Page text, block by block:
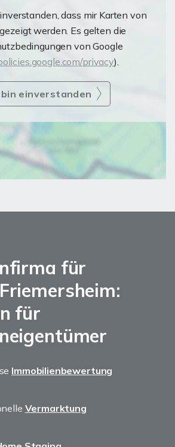
dass mir Karten von
werden. Es gelten die
von Google
privacy).
bin einverstanden
für
für
Immobilienbewertung
Vermarktung